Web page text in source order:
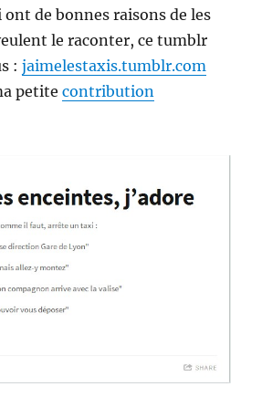
de bonnes raisons de les
le raconter, ce tumblr
:jaimelestaxis.tumblr.com
petitecontribution